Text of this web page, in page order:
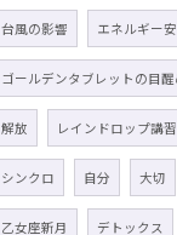
台風の影響 エネルギー
ゴールデンタブレットの目醒
解放 レインドロップ講習
シンクロ 自分 大切
乙女座新月 デトックス